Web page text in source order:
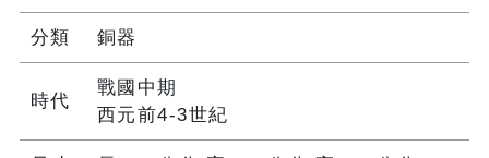
分類 銅器
時代
戰國中期
西元前4-3世紀